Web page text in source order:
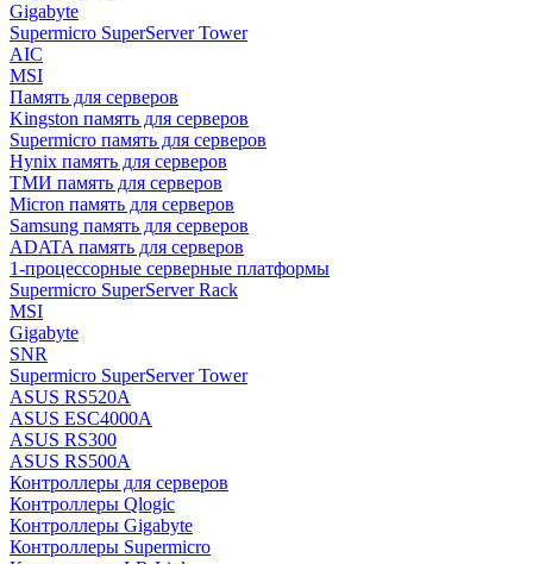
Gigabyte
Supermicro SuperServer Tower
AIC
MSI
Память для серверов
Kingston память для серверов
Supermicro память для серверов
Hynix память для серверов
ТМИ память для серверов
Micron память для серверов
Samsung память для серверов
ADATA память для серверов
1-процессорные серверные платформы
Supermicro SuperServer Rack
MSI
Gigabyte
SNR
Supermicro SuperServer Tower
ASUS RS520A
ASUS ESC4000A
ASUS RS300
ASUS RS500A
Контроллеры для серверов
Контроллеры Qlogic
Контроллеры Gigabyte
Контроллеры Supermicro